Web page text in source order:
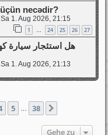
necədir?
Sa 1. Aug 2026, 21:15
1 24 25 26 27
هل استئجار سيارة
Sa 1. Aug 2026, 21:13
5 38
Gehe zu